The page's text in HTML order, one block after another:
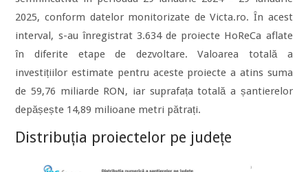
2025, conform datelor monitorizate de Victa.ro. În acest
interval, s-au înregistrat 3.634 de proiecte HoReCa aflate
în diferite etape de dezvoltare. Valoarea totală a
investițiilor estimate pentru aceste proiecte a atins suma
de 59,76 miliarde RON, iar suprafața totală a șantierelor
depășește 14,89 milioane metri pătrați.
Distribuția proiectelor pe județe